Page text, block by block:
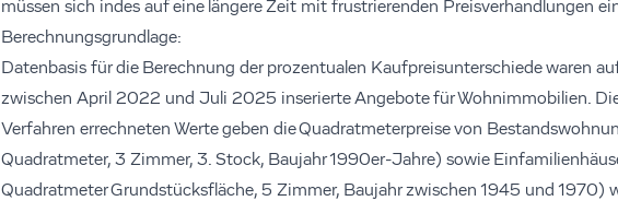
müssen sich indes auf eine längere Zeit mit frustrierenden Preisverhandlungen
Berechnungsgrundlage:
Datenbasis für die Berechnung der prozentualen Kaufpreisunterschiede waren
zwischen April 2022 und Juli 2025 inserierte Angebote für Wohnimmobilien.
Verfahren errechneten Werte geben die Quadratmeterpreise von
Quadratmeter, 3 Zimmer, 3. Stock, Baujahr 1990er-Jahre) sowie
Quadratmeter Grundstücksfläche, 5 Zimmer, Baujahr zwischen 1945 und 1970)